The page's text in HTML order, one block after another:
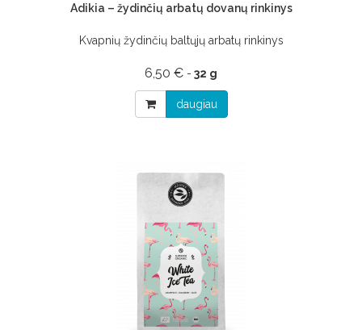
Adikia – žydinčių arbatų dovanų rinkinys
Kvapnių žydinčių baltųjų arbatų rinkinys
6,50 € - 32 g
daugiau